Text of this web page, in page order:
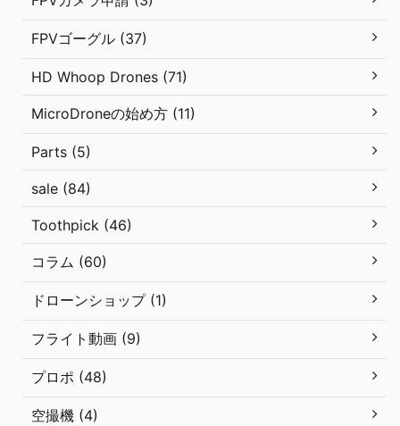
FPVゴーグル (37)
HD Whoop Drones (71)
MicroDroneの始め方 (11)
Parts (5)
sale (84)
Toothpick (46)
コラム (60)
ドローンショップ (1)
フライト動画 (9)
プロポ (48)
空撮機 (4)